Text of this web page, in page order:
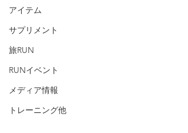
アイテム
サプリメント
旅RUN
RUNイベント
メディア情報
トレーニング他